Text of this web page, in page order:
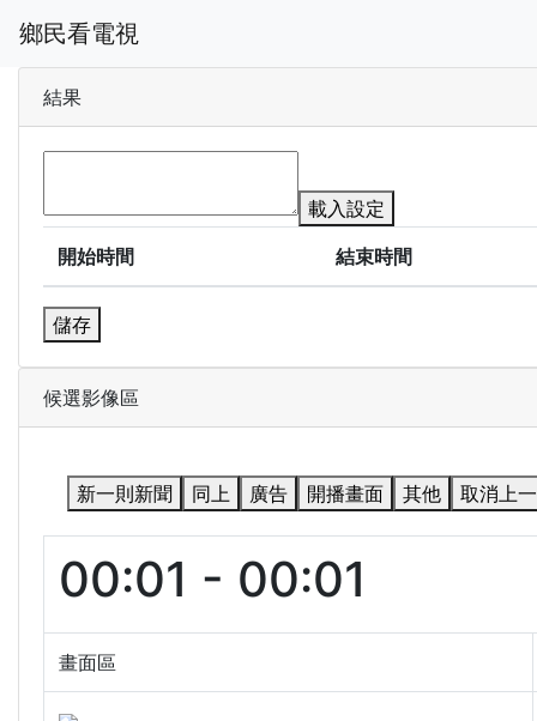
鄉民看電視
結果
載入設定
開始時間
結束時間
儲存
候選影像區
新一則新聞 同上 廣告 開播畫面 其他 取消上
00:01 - 00:01
畫面區